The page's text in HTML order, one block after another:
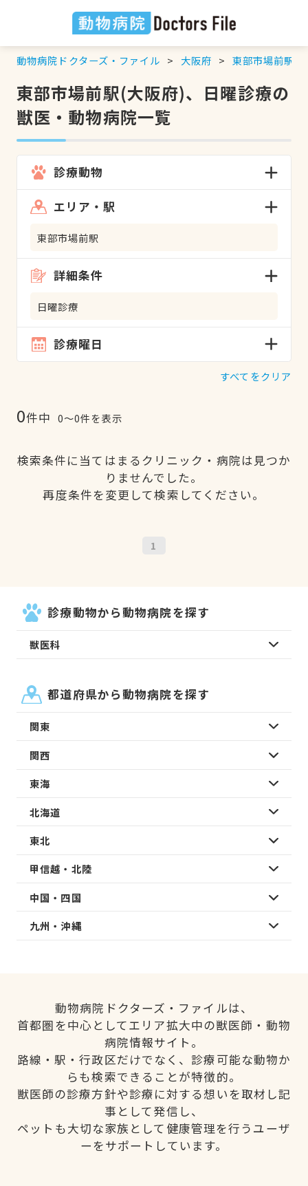
動物病院ドクターズ・ファイル 大阪府 東部市場前駅
東部市場前駅(大阪府)、日曜診療の
獣医・動物病院一覧
診療動物
エリア・駅
東部市場前駅
詳細条件
日曜診療
診療曜日
すべてをクリア
0件中 0〜0件を表示
検索条件に当てはまるクリニック・病院は見つか
りませんでした。
再度条件を変更して検索してください。
1
診療動物から動物病院を探す
獣医科
都道府県から動物病院を探す
関東
関西
東海
北海道
東北
甲信越・北陸
中国・四国
九州・沖縄
動物病院ドクターズ・ファイルは、
首都圏を中心としてエリア拡大中の獣医師・動物
病院情報サイト。
路線・駅・行政区だけでなく、診療可能な動物か
らも検索できることが特徴的。
獣医師の診療方針や診療に対する想いを取材し記
事として発信し、
ペットも大切な家族として健康管理を行うユーザ
ーをサポートしています。